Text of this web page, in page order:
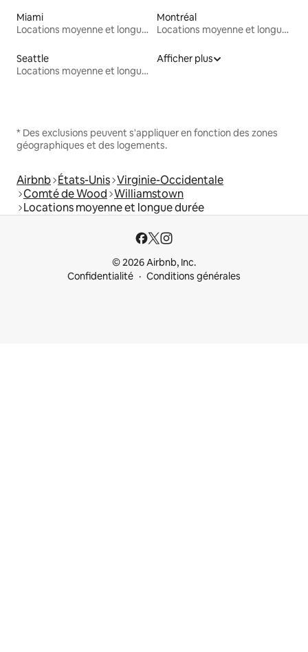
Miami
Locations moyenne et longue durée
Montréal
Locations moyenne et longue durée
Seattle
Locations moyenne et longue durée
Afficher plus
* Des exclusions peuvent s'appliquer en fonction des zones
géographiques et des logements.
Airbnb États-Unis Virginie-Occidentale
Comté de Wood Williamstown
Locations moyenne et longue durée
© 2026 Airbnb, Inc.
Confidentialité
Conditions générales